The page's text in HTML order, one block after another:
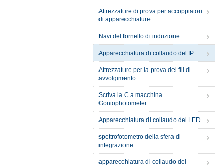
Attrezzature di prova per accoppiatori
di apparecchiature
Navi del fornello di induzione
Apparecchiatura di collaudo del IP
Attrezzature per la prova dei fili di
avvolgimento
Scriva la C a macchina
Goniophotometer
Apparecchiatura di collaudo del LED
spettrofotometro della sfera di
integrazione
apparecchiatura di collaudo del